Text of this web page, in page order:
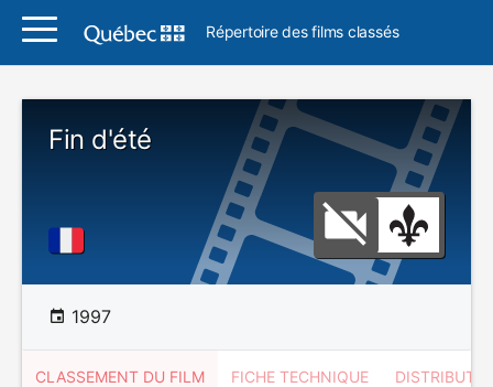
Répertoire des films classés
Fin d'été
1997
CLASSEMENT DU FILM FICHE TECHNIQUE